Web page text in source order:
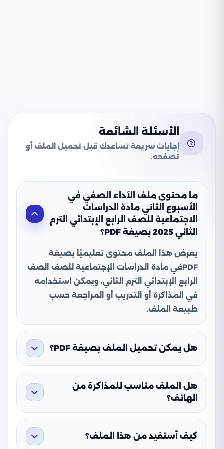
الأسئلة الشائعة
إجابات سريعة تساعدك قبل تحميل الملف أو
تصفحه.
ما محتوى ملف الآداء الصفي في
الأسبوع الثاني مادة الدراسات
الاجتماعية للصف الرابع الإبتدائي الترم
الثاني 2025 بصيغة PDF؟
يعرض هذا الملف محتوى تعليميًا بصيغة
PDFفي مادة الدراسات الإجتماعية للصف الصف
الرابع الإبتدائي الترم الثاني، ويمكن استخدامه
في المذاكرة أو التدريب أو المراجعة حسب
طبيعة الملف.
هل يمكن تحميل الملف بصيغة PDF؟
هل الملف مناسب للمذاكرة من
الهاتف؟
كيف أستفيد من هذا الملف؟